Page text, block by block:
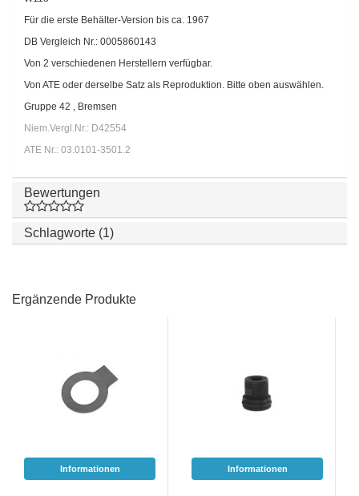
Für die erste Behälter-Version bis ca. 1967
DB Vergleich Nr.: 0005860143
Von 2 verschiedenen Herstellern verfügbar.
Von ATE oder derselbe Satz als Reproduktion. Bitte oben auswählen.
Gruppe 42 , Bremsen
Niem.Vergl.Nr.: D42554
ATE Nr.: 03.0101-3501.2
Bewertungen
Schlagworte (1)
Ergänzende Produkte
Informationen Informationen